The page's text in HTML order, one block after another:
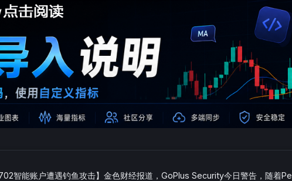
智能账户遭遇钓鱼攻击】金色财经报道，GoPlus Security今日警告，随着